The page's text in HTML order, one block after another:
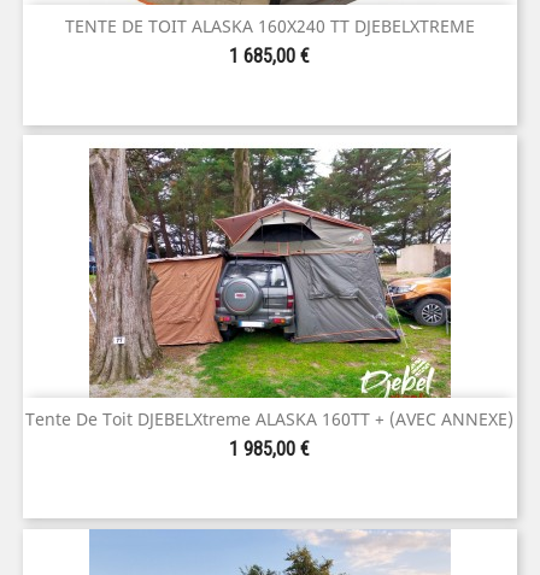
TENTE DE TOIT ALASKA 160X240 TT DJEBELXTREME
Prix
1 685,00 €
Tente De Toit DJEBELXtreme ALASKA 160TT + (AVEC ANNEXE)
Prix
1 985,00 €